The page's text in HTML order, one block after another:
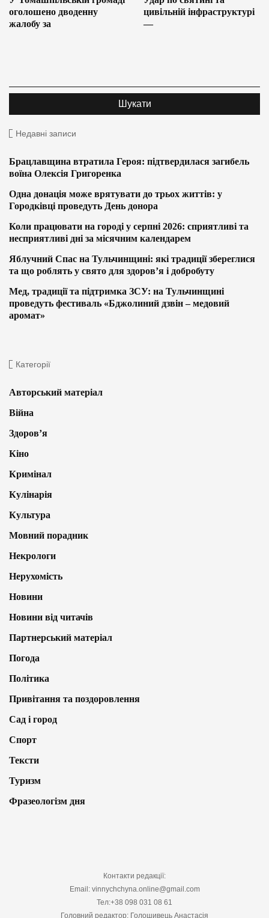
оголошено дводенну
жалобу за
цивільній інфраструктурі
—
Недавні записи
Брацлавщина втратила Героя: підтвердилася загибель
воїна Олексія Григоренка
Одна донація може врятувати до трьох життів: у
Городківці проведуть День донора
Коли працювати на городі у серпні 2026: сприятливі та
несприятливі дні за місячним календарем
Яблучний Спас на Тульчинщині: які традиції збереглися
та що роблять у свято для здоров’я і добробуту
Мед, традиції та підтримка ЗСУ: на Тульчинщині
проведуть фестиваль «Бджолиний дзвін – медовий
аромат»
Категорії
Авторський матеріал
Війна
Здоров’я
Кіно
Кримінал
Кулінарія
Культура
Мовний порадник
Некрологи
Нерухомість
Новини
Новини від читачів
Партнерський матеріал
Погода
Політика
Привітання та поздоровлення
Сад і город
Спорт
Тексти
Туризм
Фразеологізм дня
Контакти редакції:
Email: vinnychchyna.online@gmail.com
Тел:+38 098 031 08 61
Головний редактор: Голошивець Анастасія